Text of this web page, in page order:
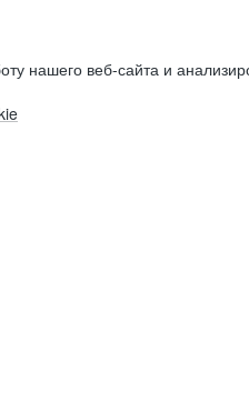
нашего веб-сайта и